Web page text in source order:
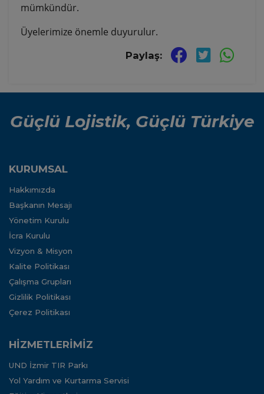
mümkündür.
Üyelerimize önemle duyurulur.
Paylaş:
Güçlü Lojistik, Güçlü Türkiye
KURUMSAL
Hakkımızda
Başkanın Mesajı
Yönetim Kurulu
İcra Kurulu
Vizyon & Misyon
Kalite Politikası
Çalışma Grupları
Gizlilik Politikası
Çerez Politikası
HİZMETLERİMİZ
UND İzmir TIR Parkı
Yol Yardım ve Kurtarma Servisi